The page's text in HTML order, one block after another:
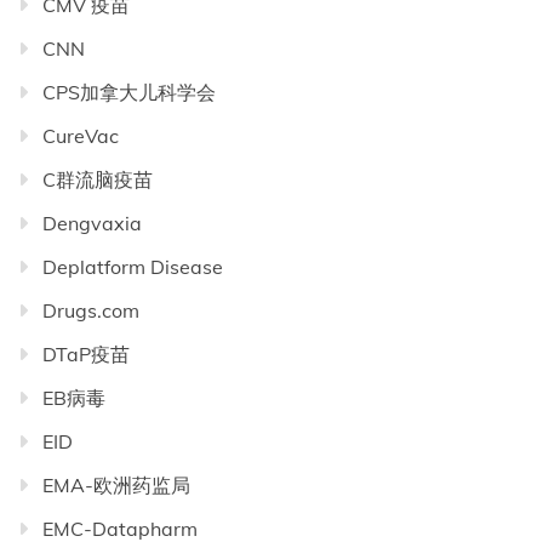
CMV 疫苗
CNN
CPS加拿大儿科学会
CureVac
C群流脑疫苗
Dengvaxia
Deplatform Disease
Drugs.com
DTaP疫苗
EB病毒
EID
EMA-欧洲药监局
EMC-Datapharm